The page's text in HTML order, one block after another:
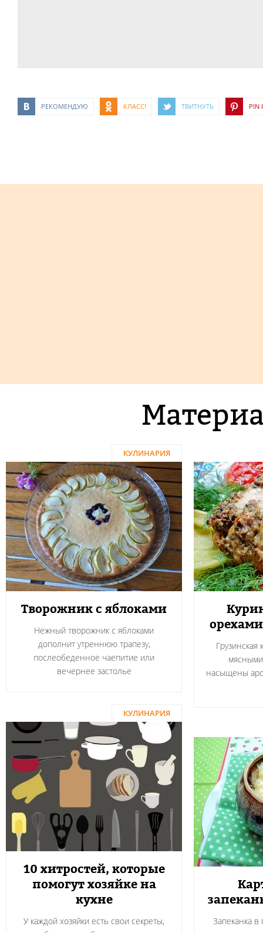
РЕКОМЕНДУЮ КЛАСС! ТВИТНУТЬ PIN
КУЛИНАРИЯ
Творожник с яблоками
Нежный творожник с яблоками
дополнит утреннюю трапезу,
послеобеденное чаепитие или
вечернее застолье
Грузинская
насыщены
КУЛИНАРИЯ
10 хитростей, которые
помогут хозяйке на
кухне
У каждой хозяйки есть свои секреты,
Запеканка